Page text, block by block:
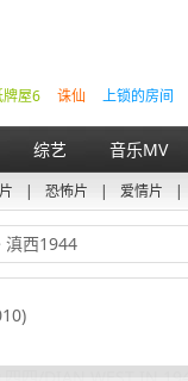
上锁的房间
诛仙
牌屋6
综艺 音乐MV
| 恐怖片 | 爱情片 |
滇西1944